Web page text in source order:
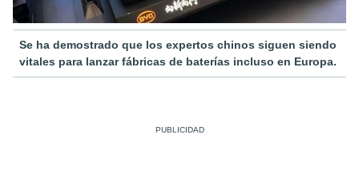
Se ha demostrado que los expertos chinos siguen siendo
vitales para lanzar fábricas de baterías incluso en Europa.